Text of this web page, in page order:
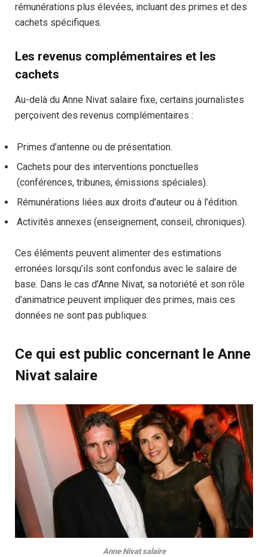
rémunérations plus élevées, incluant des primes et des
cachets spécifiques.
Les revenus complémentaires et les
cachets
Au-delà du Anne Nivat salaire fixe, certains journalistes
perçoivent des revenus complémentaires :
Primes d’antenne ou de présentation.
Cachets pour des interventions ponctuelles
(conférences, tribunes, émissions spéciales).
Rémunérations liées aux droits d’auteur ou à l’édition.
Activités annexes (enseignement, conseil, chroniques).
Ces éléments peuvent alimenter des estimations
erronées lorsqu’ils sont confondus avec le salaire de
base. Dans le cas d’Anne Nivat, sa notoriété et son rôle
d’animatrice peuvent impliquer des primes, mais ces
données ne sont pas publiques.
Ce qui est public concernant le Anne
Nivat salaire
Anne Nivat salaire